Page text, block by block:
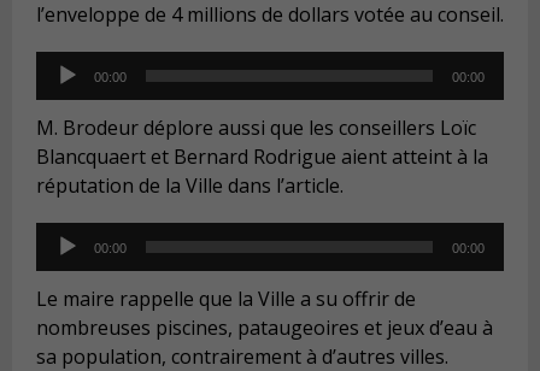
l’enveloppe de 4 millions de dollars votée au conseil.
Audio
Player
00:00 00:00
M. Brodeur déplore aussi que les conseillers Loïc
Blancquaert et Bernard Rodrigue aient atteint à la
réputation de la Ville dans l’article.
Audio
Player
00:00 00:00
Le maire rappelle que la Ville a su offrir de
nombreuses piscines, pataugeoires et jeux d’eau à
sa population, contrairement à d’autres villes.